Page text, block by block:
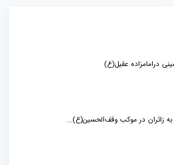
درامامزاده عقیل(ع)
زائران در موکب وقف‌الحسین(ع)...